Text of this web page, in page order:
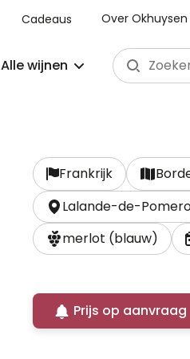
Cadeaus Over Okhuysen
Alle wijnen
Frankrijk
Lalande-de-
merlot (blauw)
Prijs op aanvraag